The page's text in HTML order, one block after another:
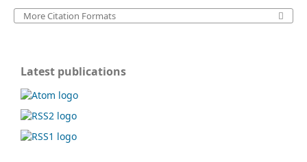
More Citation Formats
Latest publications